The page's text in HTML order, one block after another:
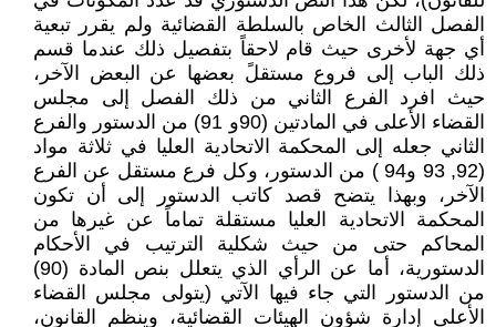
الفصل الثالث الخاص بالسلطة القضائية ولم يقرر تبعية
أي جهة لأخرى حيث قام لاحقاً بتفصيل ذلك عندما قسم
ذلك الباب إلى فروع مستقلً بعضها عن البعض الآخر،
حيث افرد الفرع الثاني من ذلك الفصل إلى مجلس
القضاء الأعلى في المادتين (90و 91) من الدستور والفرع
الثاني جعله إلى المحكمة الاتحادية العليا في ثلاثة مواد
(92, 93 و94 ) من الدستور، وكل فرع مستقل عن الفرع
الآخر، وبهذا يتضح قصد كاتب الدستور إلى أن تكون
المحكمة الاتحادية العليا مستقلة تماماً عن غيرها من
المحاكم حتى من حيث شكلية الترتيب في الأحكام
الدستورية، أما عن الرأي الذي يتعلل بنص المادة (90)
من الدستور التي جاء فيها الآتي (يتولى مجلس القضاء
الأعلى إدارة شؤون الهيئات القضائية، وينظم القانون،